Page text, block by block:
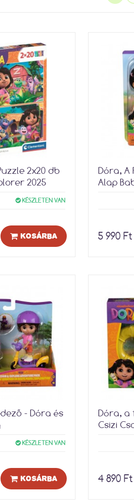
2x20 db
2025
KÉSZLETEN VAN
KOSÁRBA
Dóra, A
Alap
5 990 Ft
- Dóra és
KÉSZLETEN VAN
KOSÁRBA
Dóra, a
Csizi
4 890 Ft